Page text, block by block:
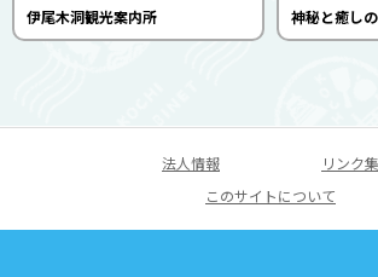
伊尾木洞観光案内所
法人情報
リンク集
このサイトについて